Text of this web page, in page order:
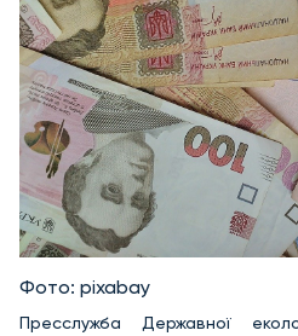
Фото: pixabay
Пресслужба Державної